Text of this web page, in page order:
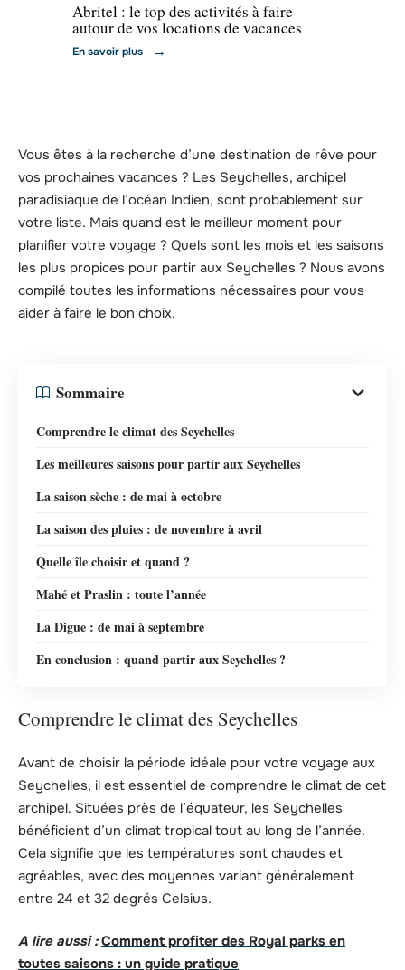
Abritel : le top des activités à faire
autour de vos locations de vacances
En savoir plus
Vous êtes à la recherche d’une destination de rêve pour
vos prochaines vacances ? Les Seychelles, archipel
paradisiaque de l’océan Indien, sont probablement sur
votre liste. Mais quand est le meilleur moment pour
planifier votre voyage ? Quels sont les mois et les saisons
les plus propices pour partir aux Seychelles ? Nous avons
compilé toutes les informations nécessaires pour vous
aider à faire le bon choix.
Sommaire
Comprendre le climat des Seychelles
Les meilleures saisons pour partir aux Seychelles
La saison sèche : de mai à octobre
La saison des pluies : de novembre à avril
Quelle île choisir et quand ?
Mahé et Praslin : toute l’année
La Digue : de mai à septembre
En conclusion : quand partir aux Seychelles ?
Comprendre le climat des Seychelles
Avant de choisir la période idéale pour votre voyage aux
Seychelles, il est essentiel de comprendre le climat de cet
archipel. Situées près de l’équateur, les Seychelles
bénéficient d’un climat tropical tout au long de l’année.
Cela signifie que les températures sont chaudes et
agréables, avec des moyennes variant généralement
entre 24 et 32 degrés Celsius.
A lire aussi : Comment profiter des Royal parks en
toutes saisons : un guide pratique